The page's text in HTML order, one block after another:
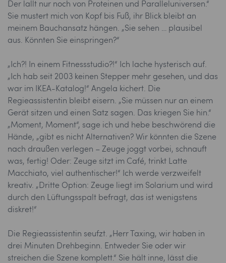
Der lallt nur noch von Proteinen und Paralleluniversen.“
Sie mustert mich von Kopf bis Fuß, ihr Blick bleibt an
meinem Bauchansatz hängen. „Sie sehen … plausibel
aus. Könnten Sie einspringen?“
„Ich?! In einem Fitnessstudio?!“ Ich lache hysterisch auf.
„Ich hab seit 2003 keinen Stepper mehr gesehen, und das
war im IKEA-Katalog!“ Angela kichert. Die
Regieassistentin bleibt eisern. „Sie müssen nur an einem
Gerät sitzen und einen Satz sagen. Das kriegen Sie hin.“
„Moment, Moment“, sage ich und hebe beschwörend die
Hände, „gibt es nicht Alternativen? Wir könnten die Szene
nach draußen verlegen – Zeuge joggt vorbei, schnauft
was, fertig! Oder: Zeuge sitzt im Café, trinkt Latte
Macchiato, viel authentischer!“ Ich werde verzweifelt
kreativ. „Dritte Option: Zeuge liegt im Solarium und wird
durch den Lüftungsspalt befragt, das ist wenigstens
diskret!“
Die Regieassistentin seufzt. „Herr Taxing, wir haben in
drei Minuten Drehbeginn. Entweder Sie oder wir
streichen die Szene komplett.“ Sie hält inne, lässt die